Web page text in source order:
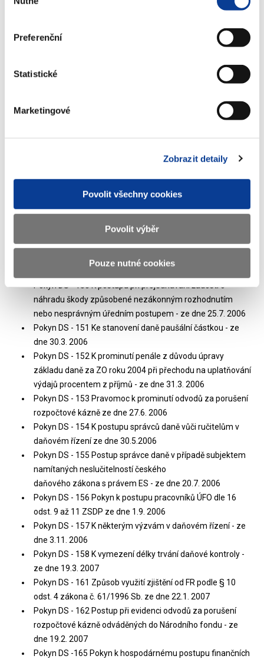
souhlasu
Preferenční
Statistické
Marketingové
Zobrazit detaily
Povolit všechny cookies
Povolit výběr
Pouze nutné cookies
zdaňování transakcí mezi sdruženými podniky (převodní
Pokyn DS - 133 Metodický výklad k vybraným ustanovením
zákona č. 482/2004 Sb., kterým se mění zákon č. 218/2000
souvisejících zákonů (rozpočtová pravidla), ve znění
Pokyn DS -143 Pravomoc a postup MF při rozhodování o
posečkání nebo prominutí daní, jakož i prominutí odvodů,
Pokyn DS - 145 K zajištění daňové kontroly velkých
rozhodnutí o závazném posouzení způsobu, jakým byla
vytvořena cena sjednaná mezi spojenými osobami dle §
38nc ZDP ze dne 18.1. 2006
Pokyn DS -149 O postupu při vyřizování stížností, petic,
podnětů a ostatních podání na územních finančních
Pokyn DS - 150 K postupu při projednávání žádostí o
náhradu škody způsobené nezákonným rozhodnutím
nebo nesprávným úředním postupem - ze dne 25.7. 2006
Pokyn DS - 151 Ke stanovení daně paušální částkou - ze
dne 30.3. 2006
Pokyn DS - 152 K prominutí penále z důvodu úpravy
základu daně za ZO roku 2004 při přechodu na uplatňování
výdajů procentem z příjmů - ze dne 31.3. 2006
Pokyn DS - 153 Pravomoc k prominutí odvodů za porušení
rozpočtové kázně ze dne 27.6. 2006
Pokyn DS - 154 K postupu správců daně vůči ručitelům v
daňovém řízení ze dne 30.5.2006
Pokyn DS - 155 Postup správce daně v případě subjektem
namítaných neslučitelností českého
daňového zákona s právem ES - ze dne 20.7. 2006
Pokyn DS - 156 Pokyn k postupu pracovníků ÚFO dle 16
odst. 9 až 11 ZSDP ze dne 1.9. 2006
Pokyn DS - 157 K některým výzvám v daňovém řízení - ze
dne 3.11. 2006
Pokyn DS - 158 K vymezení délky trvání daňové kontroly -
ze dne 19.3. 2007
Pokyn DS - 161 Způsob využití zjištění od FR podle § 10
odst. 4 zákona č. 61/1996 Sb. ze dne 22.1. 2007
Pokyn DS - 162 Postup při evidenci odvodů za porušení
rozpočtové kázně odváděných do Národního fondu - ze
dne 19.2. 2007
Pokyn DS -165 Pokyn k hospodárnému postupu finančních